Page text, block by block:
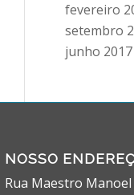
fevereiro
setembro
junho 2017
NOSSO
Rua Maestro